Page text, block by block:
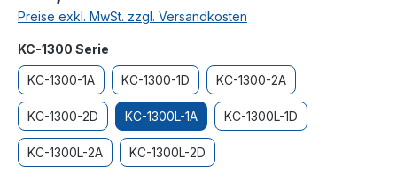
Preise exkl. MwSt. zzgl. Versandkosten
KC-1300 Serie
KC-1300-1A KC-1300-1D KC-1300-2A
KC-1300-2D KC-1300L-1A KC-1300L-1D
KC-1300L-2A KC-1300L-2D